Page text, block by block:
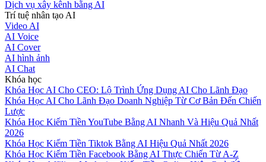
Dịch vụ xây kênh bằng AI
Trí tuệ nhân tạo AI
Video AI
AI Voice
AI Cover
AI hình ảnh
AI Chat
Khóa học
Khóa Học AI Cho CEO: Lộ Trình Ứng Dụng AI Cho Lãnh Đạo
Khóa Học AI Cho Lãnh Đạo Doanh Nghiệp Từ Cơ Bản Đến Chiến
Lược
Khóa Học Kiếm Tiền YouTube Bằng AI Nhanh Và Hiệu Quả Nhất
2026
Khóa Học Kiếm Tiền Tiktok Bằng AI Hiệu Quả Nhất 2026
Khóa Học Kiếm Tiền Facebook Bằng AI Thực Chiến Từ A-Z